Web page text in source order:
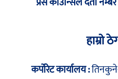
हाम्रो
कर्पोरेट कार्यालय :